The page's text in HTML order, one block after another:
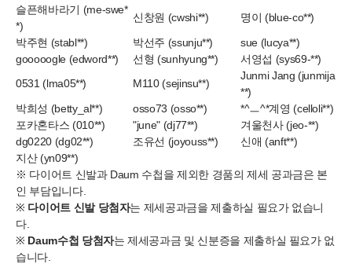
슬픈해바라기 (me-swe*
*)
신창원 (cwshi**)
명이 (blue-co**)
박주현 (stabl**)
박선주 (ssunju**)
sue (lucya**)
gooooogle (edword**)
선형 (sunhyung**)
서영섭 (sys69-**)
0531 (lma05**)
M110 (sejinsu**)
Junmi Jang (junmija
**)
박희성 (betty_al**)
osso73 (osso**)
*^ㅡ^*계영 (celloli**)
포카혼타스 (010**)
"june" (dj77**)
겨울천사 (jeo-**)
dg0220 (dg02**)
조유선 (joyouss**)
신애 (anft**)
지산 (yn09**)
※ 다이어트 신발과 Daum 수첩을 제외한 경품의 제세 공과금은 본
인 부담입니다.
※ 다이어트 신발 당첨자는 제세공과금을 제출하실 필요가 없습니
다.
※ Daum수첩 당첨자는 제세공과금 및 신분증을 제출하실 필요가 없
습니다.